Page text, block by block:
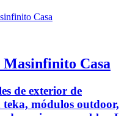
Masinfinito Casa
de exterior de
módulos outdoor,